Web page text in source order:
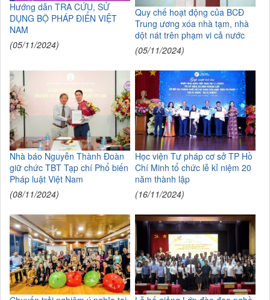
Hướng dẫn TRA CỨU, SỬ
DỤNG BỘ PHÁP ĐIỂN VIỆT
NAM
(05/11/2024)
Quy chế hoạt động của BCĐ
Trung ương xóa nhà tạm, nhà
dột nát trên phạm vi cả nước
(05/11/2024)
Nhà báo Nguyễn Thành Đoàn
giữ chức TBT Tạp chí Phổ biến
Pháp luật Việt Nam
(08/11/2024)
Học viện Tư pháp cơ sở TP Hồ
Chí Minh tổ chức lễ kỉ niệm 20
năm thành lập
(16/11/2024)